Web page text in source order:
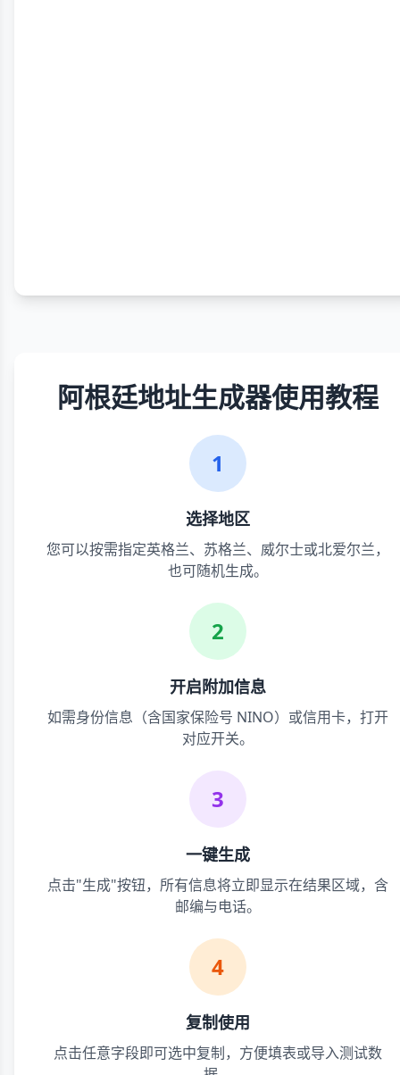
阿根廷地址生成器使用教程
1
选择地区
您可以按需指定英格兰、苏格兰、威尔士或北爱尔兰，
也可随机生成。
2
开启附加信息
如需身份信息（含国家保险号 NINO）或信用卡，打开
对应开关。
3
一键生成
点击"生成"按钮，所有信息将立即显示在结果区域，含
邮编与电话。
4
复制使用
点击任意字段即可选中复制，方便填表或导入测试数